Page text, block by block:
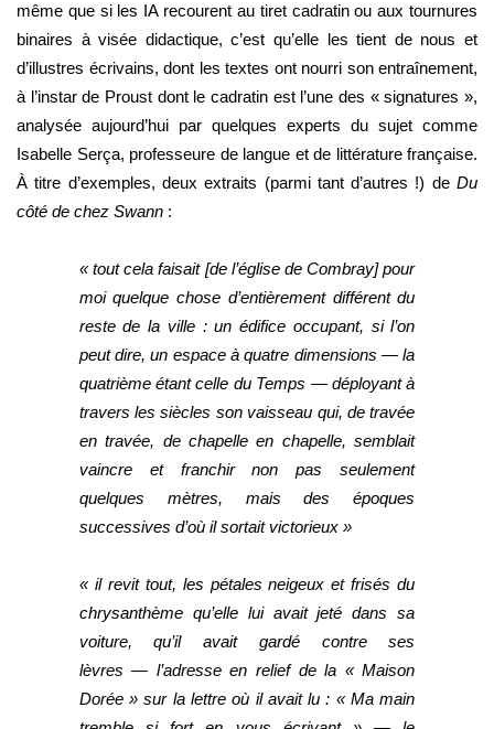
même que si les IA recourent au tiret cadratin ou aux tournures
binaires à visée didactique, c’est qu’elle les tient de nous et
d’illustres écrivains, dont les textes ont nourri son entraînement,
à l’instar de Proust dont le cadratin est l’une des « signatures »,
analysée aujourd’hui par quelques experts du sujet comme
Isabelle Serça, professeure de langue et de littérature française.
À titre d’exemples, deux extraits (parmi tant d’autres !) de Du
côté de chez Swann :
« tout cela faisait [de l’église de Combray] pour
moi quelque chose d’entièrement différent du
reste de la ville : un édifice occupant, si l’on
peut dire, un espace à quatre dimensions — la
quatrième étant celle du Temps — déployant à
travers les siècles son vaisseau qui, de travée
en travée, de chapelle en chapelle, semblait
vaincre et franchir non pas seulement
quelques mètres, mais des époques
successives d’où il sortait victorieux »
« il revit tout, les pétales neigeux et frisés du
chrysanthème qu’elle lui avait jeté dans sa
voiture, qu’il avait gardé contre ses
lèvres— l’adresse en relief de la « Maison
Dorée » sur la lettre où il avait lu : « Ma main